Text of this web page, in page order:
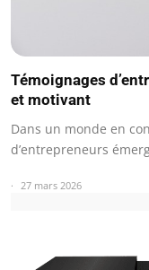
Témoignages
et motivant
Dans un monde en
d’entrepreneurs
27 mars 2026